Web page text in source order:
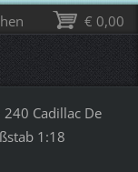
240 Cadillac De
1:18
€ 0,00